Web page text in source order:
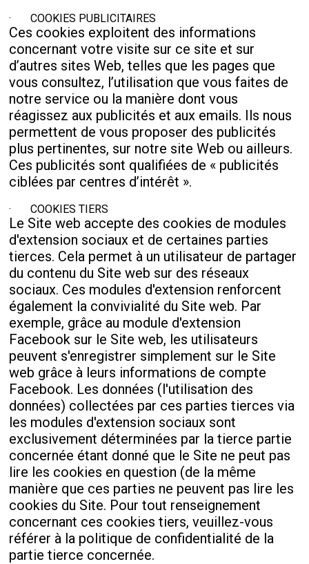
· COOKIES PUBLICITAIRES
Ces cookies exploitent des informations
concernant votre visite sur ce site et sur
d’autres sites Web, telles que les pages que
vous consultez, l’utilisation que vous faites de
notre service ou la manière dont vous
réagissez aux publicités et aux e­mails. Ils nous
permettent de vous proposer des publicités
plus pertinentes, sur notre site Web ou ailleurs.
Ces publicités sont qualifiées de « publicités
ciblées par centres d’intérêt ».
· COOKIES TIERS
Le Site web accepte des cookies de modules
d'extension sociaux et de certaines parties
tierces. Cela permet à un utilisateur de partager
du contenu du Site web sur des réseaux
sociaux. Ces modules d'extension renforcent
également la convivialité du Site web. Par
exemple, grâce au module d'extension
Facebook sur le Site web, les utilisateurs
peuvent s'enregistrer simplement sur le Site
web grâce à leurs informations de compte
Facebook. Les données (l'utilisation des
données) collectées par ces parties tierces via
les modules d'extension sociaux sont
exclusivement déterminées par la tierce partie
concernée étant donné que le Site ne peut pas
lire les cookies en question (de la même
manière que ces parties ne peuvent pas lire les
cookies du Site. Pour tout renseignement
concernant ces cookies tiers, veuillez-vous
référer à la politique de confidentialité de la
partie tierce concernée.